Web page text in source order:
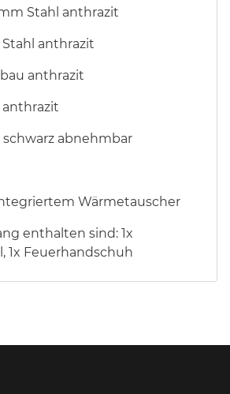
Stahl anthrazit
anthrazit
anthrazit
abnehmbar
Wärmetauscher
enthalten sind: 1x
1x Feuerhandschuh